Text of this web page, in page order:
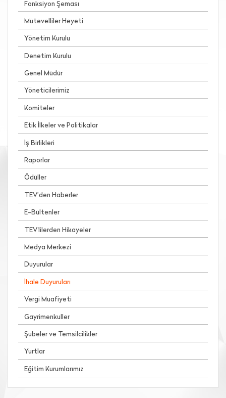
Fonksiyon Şeması
Mütevelliler Heyeti
Yönetim Kurulu
Denetim Kurulu
Genel Müdür
Yöneticilerimiz
Komiteler
Etik İlkeler ve Politikalar
İş Birlikleri
Raporlar
Ödüller
TEV’den Haberler
E-Bültenler
TEV'lilerden Hikayeler
Medya Merkezi
Duyurular
İhale Duyuruları
Vergi Muafiyeti
Gayrimenkuller
Şubeler ve Temsilcilikler
Yurtlar
Eğitim Kurumlarımız